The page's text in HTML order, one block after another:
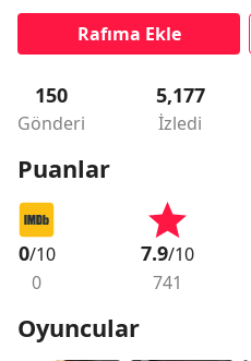
Rafıma Ekle
150
Gönderi
5,177
İzledi
Puanlar
0/10
0
7.9/10
741
Oyuncular